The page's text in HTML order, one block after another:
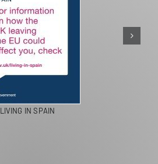
LIVING IN SPAIN